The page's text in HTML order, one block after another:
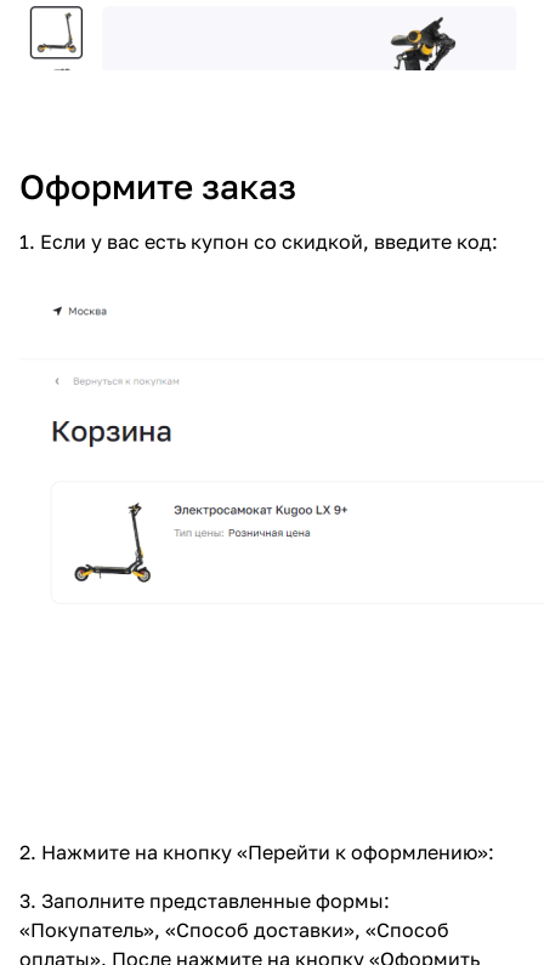
Оформите заказ
1. Если у вас есть купон со скидкой, введите код:
2. Нажмите на кнопку «Перейти к оформлению»:
3. Заполните представленные формы:
«Покупатель», «Способ доставки», «Способ
оплаты». После нажмите на кнопку «Оформить